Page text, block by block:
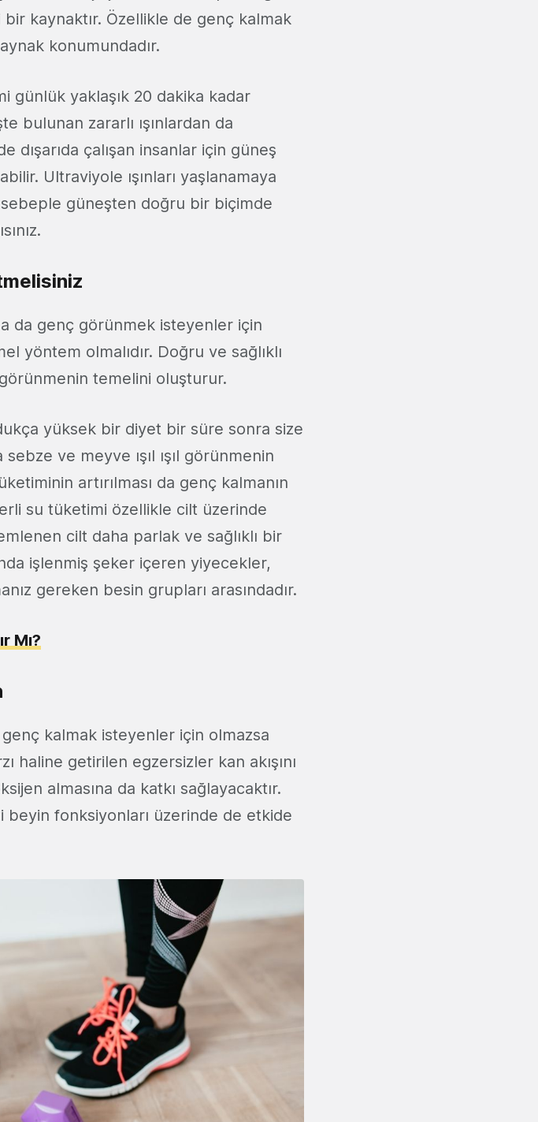
kaynaktır. Özellikle de genç kalmak
konumundadır.
günlük yaklaşık 20 dakika kadar
bulunan zararlı ışınlardan da
dışarıda çalışan insanlar için güneş
Ultraviyole ışınları yaşlanamaya
sebeple güneşten doğru bir biçimde
da genç görünmek isteyenler için
yöntem olmalıdır. Doğru ve sağlıklı
temelini oluşturur.
yüksek bir diyet bir süre sonra size
ve meyve ışıl ışıl görünmenin
artırılması da genç kalmanın
su tüketimi özellikle cilt üzerinde
cilt daha parlak ve sağlıklı bir
işlenmiş şeker içeren yiyecekler,
gereken besin grupları arasındadır.
Mı?
kalmak isteyenler için olmazsa
haline getirilen egzersizler kan akışını
almasına da katkı sağlayacaktır.
fonksiyonları üzerinde de etkide